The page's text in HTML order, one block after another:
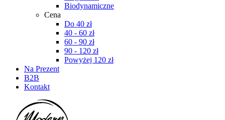
Biodynamiczne
Cena
Do 40 zł
40 - 60 zł
60 - 90 zł
90 - 120 zł
Powyżej 120 zł
Na Prezent
B2B
Kontakt